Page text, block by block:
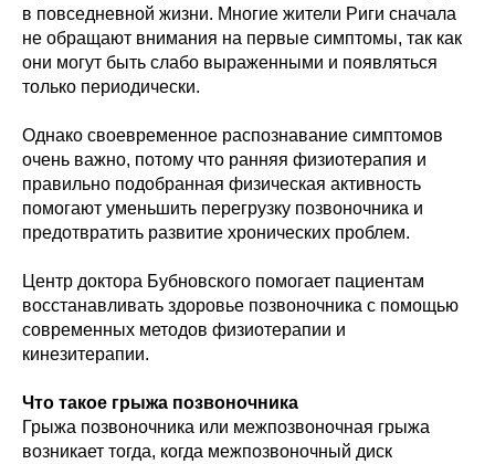
в повседневной жизни. Многие жители Риги сначала
не обращают внимания на первые симптомы, так как
они могут быть слабо выраженными и появляться
только периодически.
Однако своевременное распознавание симптомов
очень важно, потому что ранняя физиотерапия и
правильно подобранная физическая активность
помогают уменьшить перегрузку позвоночника и
предотвратить развитие хронических проблем.
Центр доктора Бубновского помогает пациентам
восстанавливать здоровье позвоночника с помощью
современных методов физиотерапии и
кинезитерапии.
Что такое грыжа позвоночника
Грыжа позвоночника или межпозвоночная грыжа
возникает тогда, когда межпозвоночный диск